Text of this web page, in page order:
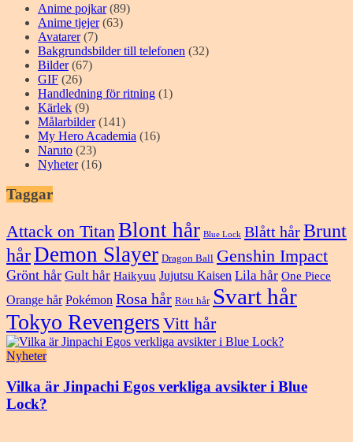
Anime pojkar(89)
Anime tjejer(63)
Avatarer(7)
Bakgrundsbilder till telefonen (32)
Bilder(67)
GIF (26)
Handledning för ritning (1)
Kärlek (9)
Målarbilder(141)
My Hero Academia (16)
Naruto (23)
Nyheter(16)
Taggar
Attack on TitanBlont hår Blue Lock Blått hårBrunt
hårDemon Slayer Dragon Ball Genshin Impact
Grönt hår Gult hår Haikyuu Jujutsu Kaisen Lila hår One Piece
Orange hår Pokémon Rosa hår Rött hår Svart hår
Tokyo Revengers Vitt hår
Nyheter
Vilka är Jinpachi Egos verkliga avsikter i Blue
Lock?